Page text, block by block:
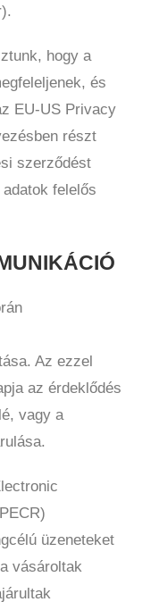
hogy a
és
EU-US Privacy
részt
szerződést
felelős
Az ezzel
az érdeklődés
vagy a
üzeneteket
vásároltak